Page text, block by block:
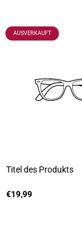
PRODUKTBEZEICHNUNG:
AUSVERKAUFT
Titel des Produkts
n
Regulärer
€19,99